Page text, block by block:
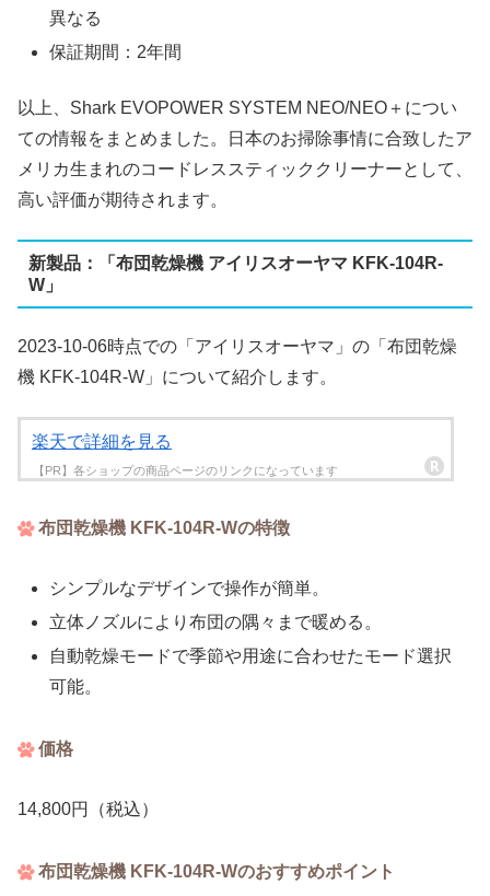
異なる
保証期間：2年間
以上、Shark EVOPOWER SYSTEM NEO/NEO＋につい
ての情報をまとめました。日本のお掃除事情に合致したア
メリカ生まれのコードレススティッククリーナーとして、
高い評価が期待されます。
新製品：「布団乾燥機 アイリスオーヤマ KFK-104R-
W」
2023-10-06時点での「アイリスオーヤマ」の「布団乾燥
機 KFK-104R-W」について紹介します。
楽天で詳細を見る
布団乾燥機 KFK-104R-Wの特徴
シンプルなデザインで操作が簡単。
立体ノズルにより布団の隅々まで暖める。
自動乾燥モードで季節や用途に合わせたモード選択
可能。
価格
14,800円（税込）
布団乾燥機 KFK-104R-Wのおすすめポイント